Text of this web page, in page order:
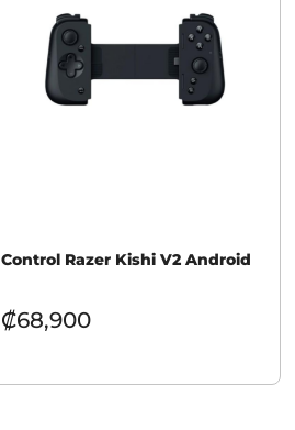
Control Razer Kishi V2 Android
₡68,900